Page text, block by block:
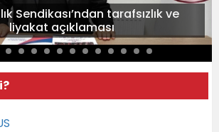
Sendikası’ndan tarafsızlık ve
liyakat açıklaması